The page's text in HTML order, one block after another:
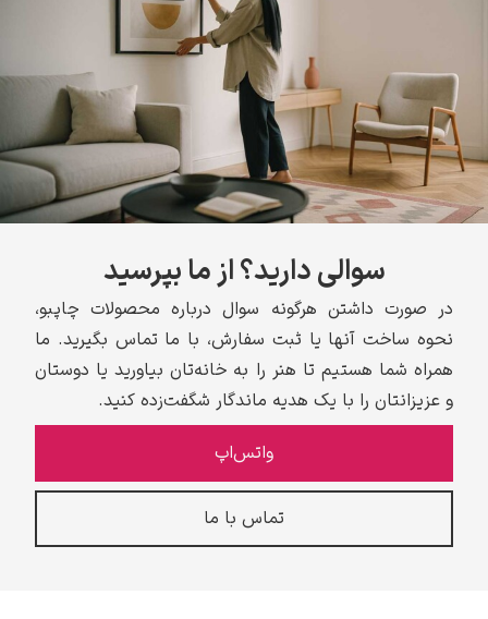
سوالی دارید؟ از ما بپرسید
در صورت داشتن هرگونه سوال درباره محصولات چاپبو،
نحوه ساخت آنها یا ثبت سفارش، با ما تماس بگیرید. ما
همراه شما هستیم تا هنر را به خانه‌تان بیاورید یا دوستان
و عزیزانتان را با یک هدیه ماندگار شگفت‌زده کنید.
واتس‌اپ
تماس با ما